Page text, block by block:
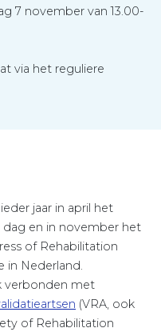
7 november van 13.00-
via het reguliere
jaar in april het
dag en in november het
of Rehabilitation
in Nederland.
verbonden met
(VRA, ook
of Rehabilitation